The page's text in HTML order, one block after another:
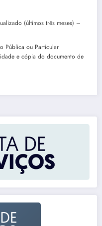
(últimos três meses) –
Pública ou Particular
e cópia do documento de